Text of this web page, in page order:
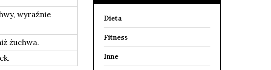
wyraźnie
żuchwa.
Dieta
Fitness
Inne